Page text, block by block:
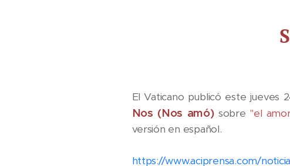
El Vaticano publicó este jueves
Nos (Nos amó) sobre"el
versión en español.
https://www.aciprensa.com/